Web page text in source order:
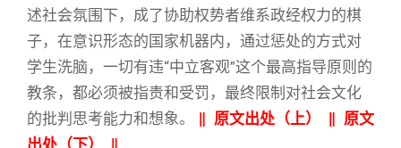
述社会氛围下，成了协助权势者维系政经权力的棋
子，在意识形态的国家机器内，通过惩处的方式对
学生洗脑，一切有违“中立客观”这个最高指导原则的
教条，都必须被指责和受罚，最终限制对社会文化
的批判思考能力和想象。
原文出处（上）
原文